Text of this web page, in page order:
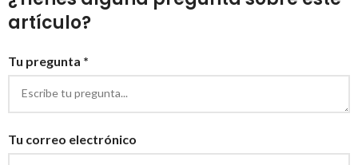
artículo?
Tu pregunta *
Tu correo electrónico